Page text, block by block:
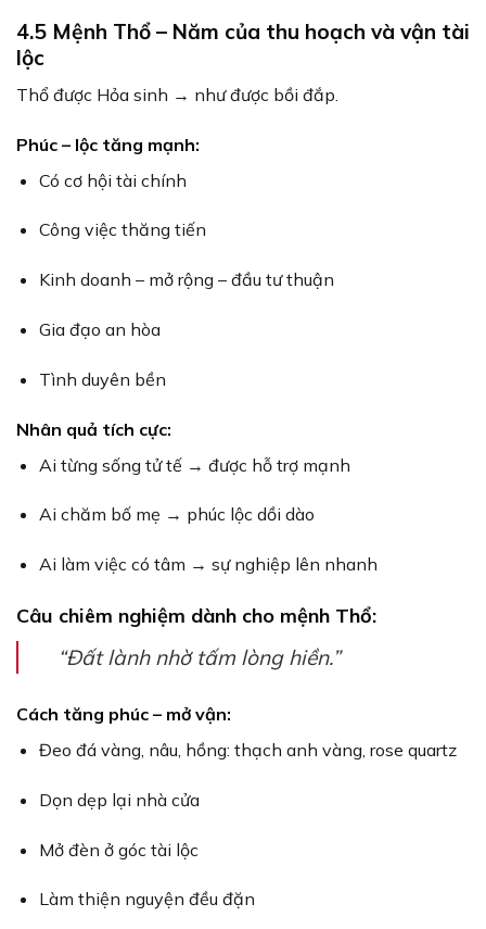
4.5 Mệnh Thổ – Năm của thu hoạch và vận tài
lộc
Thổ được Hỏa sinh → như được bồi đắp.
Phúc – lộc tăng mạnh:
Có cơ hội tài chính
Công việc thăng tiến
Kinh doanh – mở rộng – đầu tư thuận
Gia đạo an hòa
Tình duyên bền
Nhân quả tích cực:
Ai từng sống tử tế → được hỗ trợ mạnh
Ai chăm bố mẹ → phúc lộc dồi dào
Ai làm việc có tâm → sự nghiệp lên nhanh
Câu chiêm nghiệm dành cho mệnh Thổ:
“Đất lành nhờ tấm lòng hiền.”
Cách tăng phúc – mở vận:
Đeo đá vàng, nâu, hồng: thạch anh vàng, rose quartz
Dọn dẹp lại nhà cửa
Mở đèn ở góc tài lộc
Làm thiện nguyện đều đặn